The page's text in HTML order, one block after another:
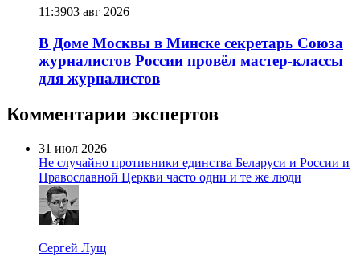
11:3903 авг 2026
В Доме Москвы в Минске секретарь Союза
журналистов России провёл мастер-классы
для журналистов
Комментарии экспертов
31 июл 2026
Не случайно противники единства Беларуси и России и
Православной Церкви часто одни и те же люди
Сергей Лущ